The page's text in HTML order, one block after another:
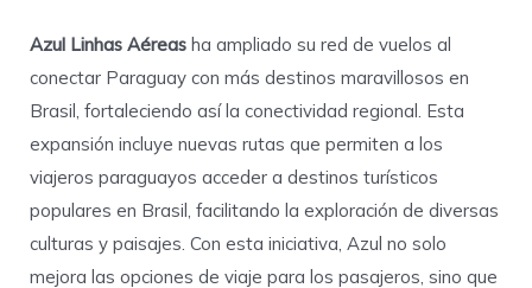
Azul Linhas Aéreas ha ampliado su red de vuelos al
conectar Paraguay con más destinos maravillosos en
Brasil, fortaleciendo así la conectividad regional. Esta
expansión incluye nuevas rutas que permiten a los
viajeros paraguayos acceder a destinos turísticos
populares en Brasil, facilitando la exploración de diversas
culturas y paisajes. Con esta iniciativa, Azul no solo
mejora las opciones de viaje para los pasajeros, sino que